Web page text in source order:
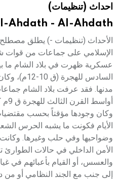
هيئة الموسوعة العربية تطلقاحداث (تنظيمات)
Ahdath - Al-Ahdath
الأحداث (تنظيمات -) يطلق مصطلح
الإسلامي على جماعات من قوات
عسكرية ظهرت في بلاد الشام ما
السادس
مدنها. فقد عرفت بلاد الشام
وكان وجودها مؤقتاً بحسب
الأيام فكونت ما يشبه الحرس
وضواحيها وفي حلب وغيرها.
الأمن الداخلي في حالات
والعسس، أو القيام بأعبائهم في
إلى جنب مع الجند النظامي أو من